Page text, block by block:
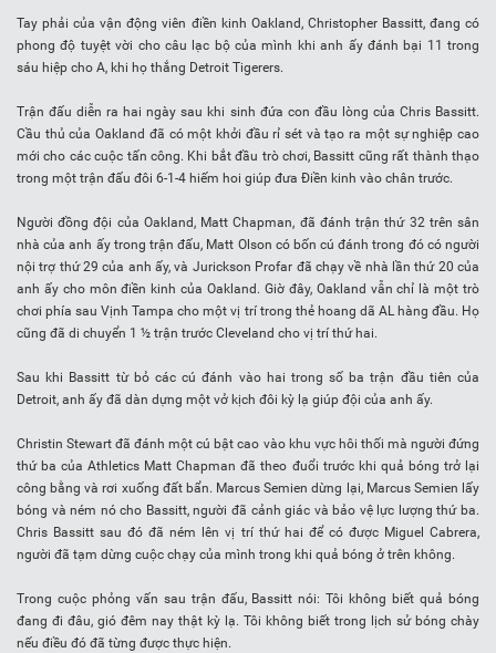
Tay phải của vận động viên điền kinh Oakland, Christopher Bassitt, đang có
phong độ tuyệt vời cho câu lạc bộ của mình khi anh ấy đánh bại 11 trong
sáu hiệp cho A, khi họ thắng Detroit Tigerers.
Trận đấu diễn ra hai ngày sau khi sinh đứa con đầu lòng của Chris Bassitt.
Cầu thủ của Oakland đã có một khởi đầu rỉ sét và tạo ra một sự nghiệp cao
mới cho các cuộc tấn công. Khi bắt đầu trò chơi, Bassitt cũng rất thành thạo
trong một trận đấu đôi 6-1-4 hiếm hoi giúp đưa Điền kinh vào chân trước.
Người đồng đội của Oakland, Matt Chapman, đã đánh trận thứ 32 trên sân
nhà của anh ấy trong trận đấu, Matt Olson có bốn cú đánh trong đó có người
nội trợ thứ 29 của anh ấy, và Jurickson Profar đã chạy về nhà lần thứ 20 của
anh ấy cho môn điền kinh của Oakland. Giờ đây, Oakland vẫn chỉ là một trò
chơi phía sau Vịnh Tampa cho một vị trí trong thẻ hoang dã AL hàng đầu. Họ
cũng đã di chuyển 1 ½ trận trước Cleveland cho vị trí thứ hai.
Sau khi Bassitt từ bỏ các cú đánh vào hai trong số ba trận đầu tiên của
Detroit, anh ấy đã dàn dựng một vở kịch đôi kỳ lạ giúp đội của anh ấy.
Christin Stewart đã đánh một cú bật cao vào khu vực hôi thối mà người đứng
thứ ba của Athletics Matt Chapman đã theo đuổi trước khi quả bóng trở lại
công bằng và rơi xuống đất bẩn. Marcus Semien dừng lại, Marcus Semien lấy
bóng và ném nó cho Bassitt, người đã cảnh giác và bảo vệ lực lượng thứ ba.
Chris Bassitt sau đó đã ném lên vị trí thứ hai để có được Miguel Cabrera,
người đã tạm dừng cuộc chạy của mình trong khi quả bóng ở trên không.
Trong cuộc phỏng vấn sau trận đấu, Bassitt nói: Tôi không biết quả bóng
đang đi đâu, gió đêm nay thật kỳ lạ. Tôi không biết trong lịch sử bóng chày
nếu điều đó đã từng được thực hiện.